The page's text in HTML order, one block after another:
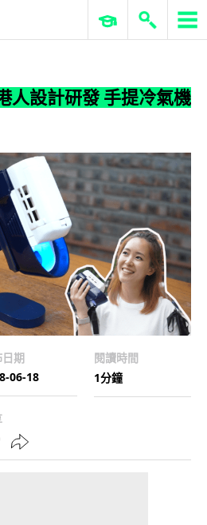
ERP 與商業 AI
人設計研發 手提冷氣機
期
06-18
閱讀時間
1分鐘